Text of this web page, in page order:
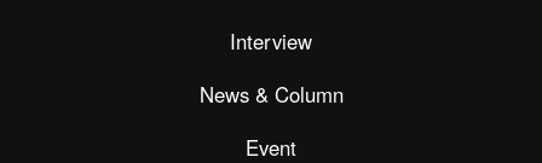
Interview
News & Column
Event